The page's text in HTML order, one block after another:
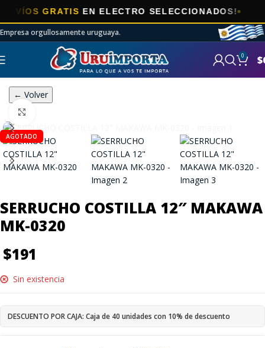
GRATISEN ELECTRO SELECCIONADOS!
Empresa orgullosamente uruguaya.
0 $
← Volver
AGOTADO
SERRUCHO COSTILLA 12″ MAKAWA
MK-0320
$191
Sin existencia
DESCUENTO POR CAJA: Caja de 40 unidades con 10% de descuento